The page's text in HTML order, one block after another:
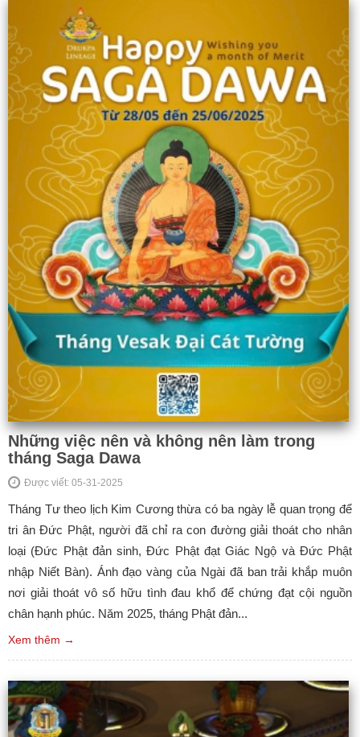
Những việc nên và không nên làm trong
tháng Saga Dawa
Được viết: 05-31-2025
Tháng Tư theo lịch Kim Cương thừa có ba ngày lễ quan trọng để
tri ân Đức Phật, người đã chỉ ra con đường giải thoát cho nhân
loại (Đức Phật đản sinh, Đức Phật đạt Giác Ngộ và Đức Phật
nhập Niết Bàn). Ánh đạo vàng của Ngài đã ban trải khắp muôn
nơi giải thoát vô số hữu tình đau khổ để chứng đạt cội nguồn
chân hạnh phúc. Năm 2025, tháng Phật đản...
Xem thêm →